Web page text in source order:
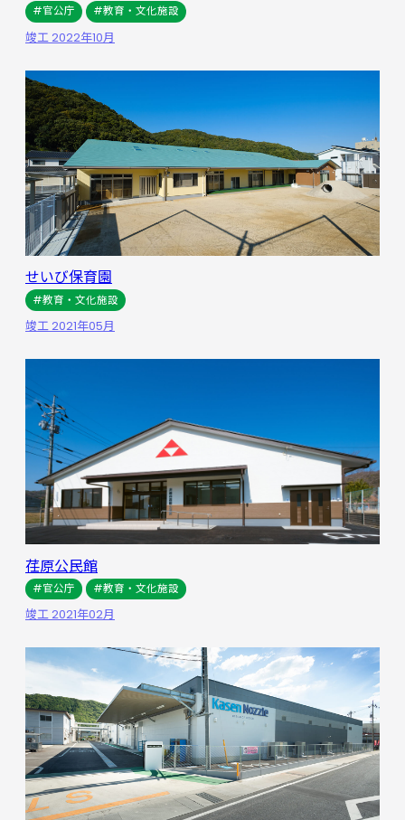
#官公庁 #教育・文化施設
竣工 2022年10月
せいび保育園
#教育・文化施設
竣工 2021年05月
荏原公民館
#官公庁 #教育・文化施設
竣工 2021年02月